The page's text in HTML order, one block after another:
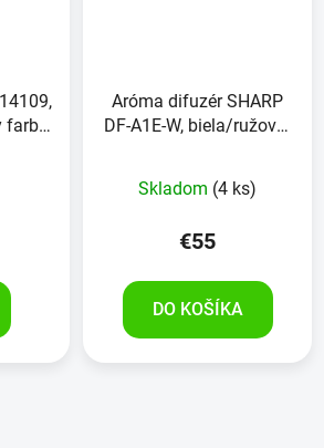
farby
Aróma difuzér SHARP
DF-A1E-W, biela/ružovo-
Skladom (4 ks)
€55
DO KOŠÍKA